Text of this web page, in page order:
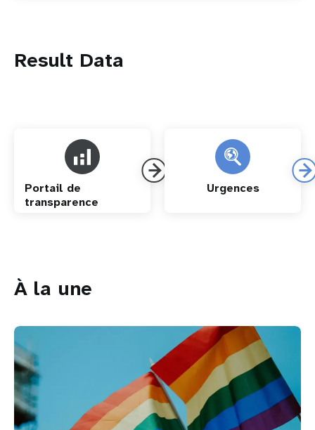
Result Data
Portail de
transparence
Urgences
À la une